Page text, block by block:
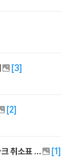
[3]
[2]
[인터파크 취켓팅] 루시 ISLAND 놓친 왈왈이 주목! 인터파크 취소표 꿀팁 총출동 [1]